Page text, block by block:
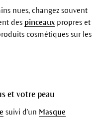
nues, changez souvent
des pinceauxpropres et
cosmétiques sur les
et votre peau
suivi d'un Masque